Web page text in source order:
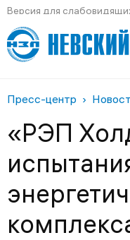
Версия для
Пресс-центр
«РЭП